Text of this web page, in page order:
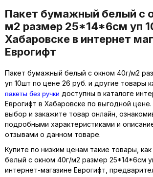
Пакет бумажный белый с
м2 размер 25*14*6см уп
Хабаровске в интернет
Еврогифт
Пакет бумажный белый с окном 40г/м2
уп 10шт по цене 26 руб. и другие товары
пакеты без ручки доступны в каталоге
Еврогифт в Хабаровске по выгодной
выбор и закажите товар онлайн,
подробными характеристиками и
отзывами о данном товаре.
Купите по низким ценам такие товары,
белый с окном 40г/м2 размер 25*14*6см
интернет-магазине Еврогифт,